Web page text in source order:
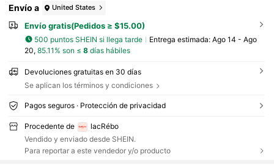
Envío a United States
Envío gratis(Pedidos ≥ $15.00)
500 puntos SHEIN si llega tarde Entrega estimada: Ago 14 - Ago
20, 85.11% son ≤ 8días hábiles
Devoluciones gratuitas en 30 días
Se aplican los términos y condiciones
Pagos seguros · Protección de privacidad
Procedente de
lacRébo
Vendido y enviado desde SHEIN.
Para reportar a este vendedor y/o producto